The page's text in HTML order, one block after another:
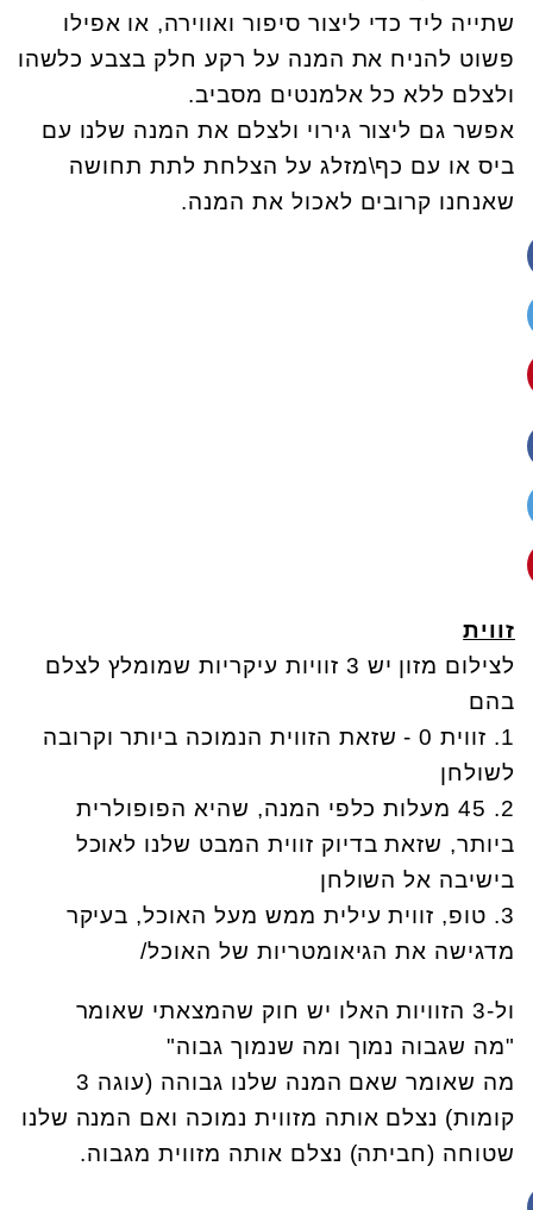
שתייה ליד כדי ליצור סיפור ואווירה, או אפילו
פשוט להניח את המנה על רקע חלק בצבע כלשהו
ולצלם ללא כל אלמנטים מסביב.
אפשר גם ליצור גירוי ולצלם את המנה שלנו עם
ביס או עם כף\מזלג על הצלחת לתת תחושה
שאנחנו קרובים לאכול את המנה.
זווית
לצילום מזון יש 3 זוויות עיקריות שמומלץ לצלם
בהם
1. זווית 0 - שזאת הזווית הנמוכה ביותר וקרובה
לשולחן
2. 45 מעלות כלפי המנה, שהיא הפופולרית
ביותר, שזאת בדיוק זווית המבט שלנו לאוכל
בישיבה אל השולחן
3. טופ, זווית עילית ממש מעל האוכל, בעיקר
מדגישה את הגיאומטריות של האוכל/
ול-3 הזוויות האלו יש חוק שהמצאתי שאומר
"מה שגבוה נמוך ומה שנמוך גבוה"
מה שאומר שאם המנה שלנו גבוהה (עוגה 3
קומות) נצלם אותה מזווית נמוכה ואם המנה שלנו
שטוחה (חביתה) נצלם אותה מזווית מגבוה.